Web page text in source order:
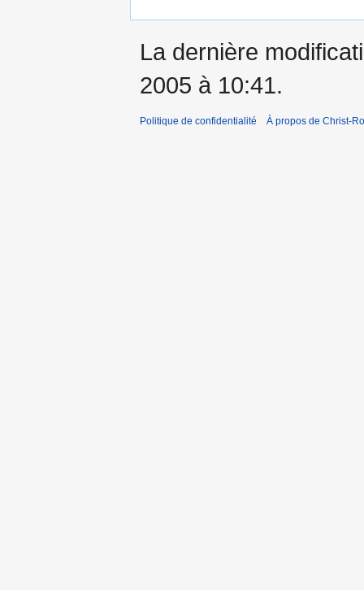
La dernière
2005 à 10:41.
Politique de confidentialité À propos de Christ-